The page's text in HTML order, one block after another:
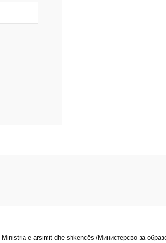
Ministria e arsimit dhe shkencës /Министерсво за